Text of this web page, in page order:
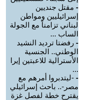
- مقتل جنديين
إسرائيليين ومواطن
لبناني تزامناً مع الجولة
الساب ...
- رفضتا ترديد النشيد
الوطني.. الجنسية
الأسترالية للاعبتين إيرا
...
- -ليتدبروا أمرهم مع
مصر-.. باحث إسرائيلي
يقترح خطة لفصل غزة